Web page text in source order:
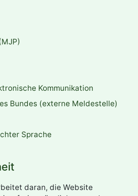
Kommunikation
Bundes (externe Meldestelle)
Sprache
daran, die Website